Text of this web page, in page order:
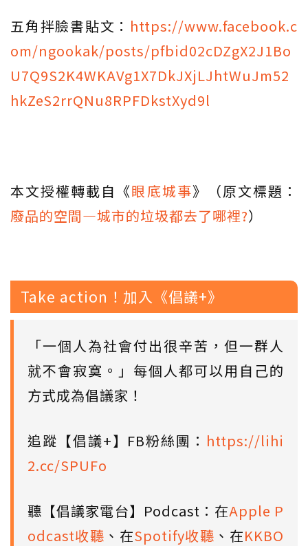
五角拌臉書貼文： https://www.facebook.c
om/ngookak/posts/pfbid02cDZgX2J1Bo
U7Q9S2K4WKAVg1X7DkJXjLJhtWuJm52
hkZeS2rrQNu8RPFDkstXyd9l
本文授權轉載自《眼底城事》（原文標題：
廢品的空間—城市的垃圾都去了哪裡?）
Take action！加入《倡議+》
「一個人為社會付出很辛苦，但一群人
就不會寂寞。」每個人都可以用自己的
方式成為倡議家！
追蹤【倡議+】FB粉絲團： https://lihi
2.cc/SPUFo
聽【倡議家電台】Podcast：在Apple P
odcast收聽 、在Spotify收聽 、在KKBO